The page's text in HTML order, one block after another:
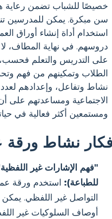
خصيصًا للشباب تضمن رعاية
سن مبكرة. يمكن للمدرسين
استخدام أداة إنشاء أوراق
دروسهم. في نهاية المطاف، لا
على التدريس والتعلم
الطلاب وتمكينهم من فهم
نشاط وتفاعل، وإعدادهم
الاجتماعية ومساعدتهم على
ومستمعين أكثر فعالية في
نشاط ورقة
"فهم الإشارات غير
للطباعة): استخدم ورقة
التواصل غير اللفظي.
أوصاف السلوكيات غير